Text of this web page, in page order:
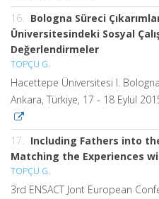
16. Bologna Süreci
Üniversitesindeki Sosyal
Değerlendirmeler
TOPÇU G.
Hacettepe Üniversitesi I.
Ankara, Türkiye, 17 - 18 Eylül
17. Including Fathers into
Matching the Experiences
TOPÇU G.
3rd ENSACT Jont European